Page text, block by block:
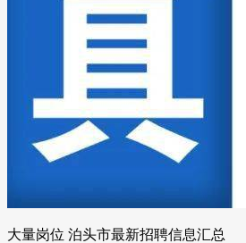
大量岗位 泊头市最新招聘信息汇总